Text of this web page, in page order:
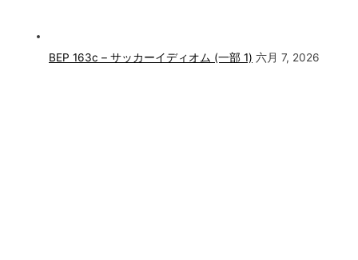
BEP 163c – サッカーイディオム (一部 1) 六月 7, 2026